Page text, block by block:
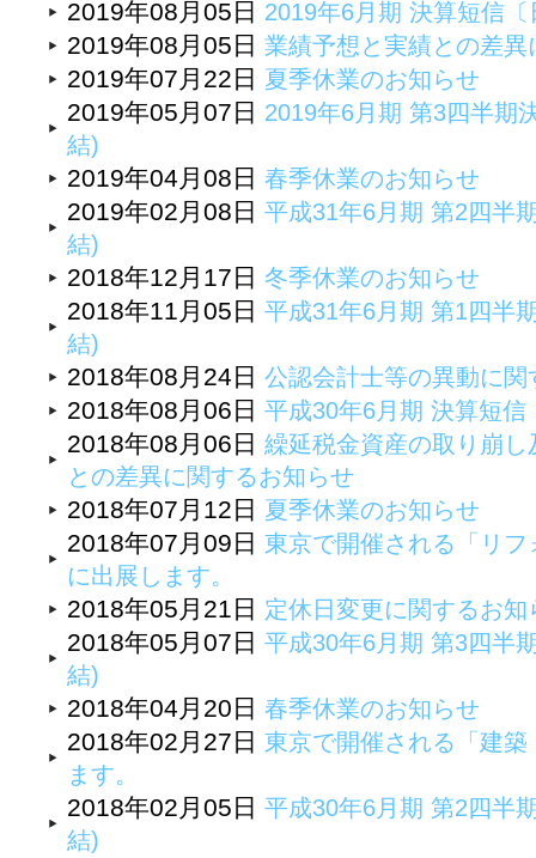
2019年08月05日 2019年6月期 決算短信
2019年08月05日 業績予想と実績との差
2019年07月22日 夏季休業のお知らせ
2019年05月07日 2019年6月期 第3四半期
結)
2019年04月08日 春季休業のお知らせ
2019年02月08日 平成31年6月期 第2四半
結)
2018年12月17日 冬季休業のお知らせ
2018年11月05日 平成31年6月期 第1四半
結)
2018年08月24日 公認会計士等の異動に関
2018年08月06日 平成30年6月期 決算短
2018年08月06日 繰延税金資産の取り崩
との差異に関するお知らせ
2018年07月12日 夏季休業のお知らせ
2018年07月09日 東京で開催される「リ
に出展します。
2018年05月21日 定休日変更に関するお知
2018年05月07日 平成30年6月期 第3四半
結)
2018年04月20日 春季休業のお知らせ
2018年02月27日 東京で開催される「建
ます。
2018年02月05日 平成30年6月期 第2四半
結)